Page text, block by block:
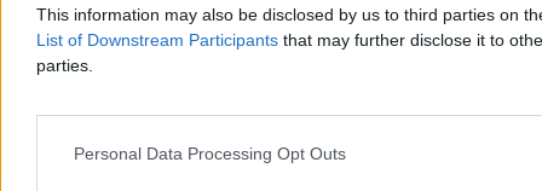
This information may also be disclosed by us to third parties on
List of Downstream Participants that may further disclose it to
parties.
Personal Data Processing Opt Outs